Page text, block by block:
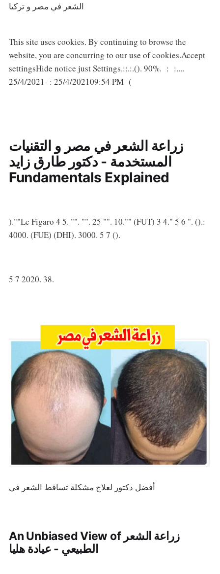
الشعر في مصر و تركيا
This site uses cookies. By continuing to browse the
website, you are concurring to our use of cookies.Accept
settingsHide notice just Settings.::.:.(). 90%. : :....
25/4/2021- : 25/4/202109:54 PM (
زراعة الشعر في مصر و التقنيات
المستخدمة - دكتور طارق زايد
Fundamentals Explained
).""Le Figaro 4 5. "". "". 25 "". 10."" (FUT) 3 4." 5 6 ". ().:
4000. (FUE) (DHI). 3000. 5 7 ().
5 7 2020. 38.
أفضل دكتور لعلاج مشكلة تساقط الشعر في
An Unbiased View of زراعة الشعر
الطبيعي - عيادة هليا